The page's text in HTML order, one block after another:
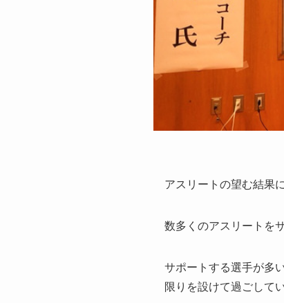
アスリートの望む結果
数多くのアスリートを
サポートする選手が多
限りを設けて過ごして